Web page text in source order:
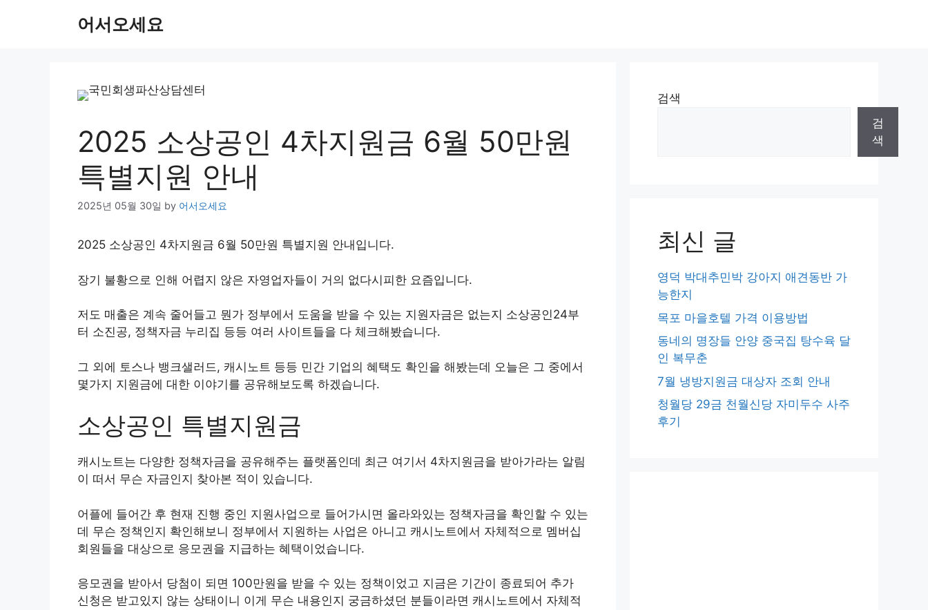
어서오세요
2025 소상공인 4차지원금 6월 50만원
특별지원 안내
2025년 05월 30일 by 어서오세요
2025 소상공인 4차지원금 6월 50만원 특별지원 안내입니다.
장기 불황으로 인해 어렵지 않은 자영업자들이 거의 없다시피한 요즘입니다.
저도 매출은 계속 줄어들고 뭔가 정부에서 도움을 받을 수 있는 지원자금은 없는지 소상공인24부
터 소진공, 정책자금 누리집 등등 여러 사이트들을 다 체크해봤습니다.
그 외에 토스나 뱅크샐러드, 캐시노트 등등 민간 기업의 혜택도 확인을 해봤는데 오늘은 그 중에서
몇가지 지원금에 대한 이야기를 공유해보도록 하겠습니다.
소상공인 특별지원금
캐시노트는 다양한 정책자금을 공유해주는 플랫폼인데 최근 여기서 4차지원금을 받아가라는 알림
이 떠서 무슨 자금인지 찾아본 적이 있습니다.
어플에 들어간 후 현재 진행 중인 지원사업으로 들어가시면 올라와있는 정책자금을 확인할 수 있는
데 무슨 정책인지 확인해보니 정부에서 지원하는 사업은 아니고 캐시노트에서 자체적으로 멤버십
회원들을 대상으로 응모권을 지급하는 혜택이었습니다.
응모권을 받아서 당첨이 되면 100만원을 받을 수 있는 정책이었고 지금은 기간이 종료되어 추가
신청은 받고있지 않는 상태이니 이게 무슨 내용인지 궁금하셨던 분들이라면 캐시노트에서 자체적
검색
검
색
최신 글
영덕 박대추민박 강아지 애견동반 가
능한지
목포 마을호텔 가격 이용방법
동네의 명장들 안양 중국집 탕수육 달
인 복무춘
7월 냉방지원금 대상자 조회 안내
청월당 29금 천월신당 자미두수 사주
후기